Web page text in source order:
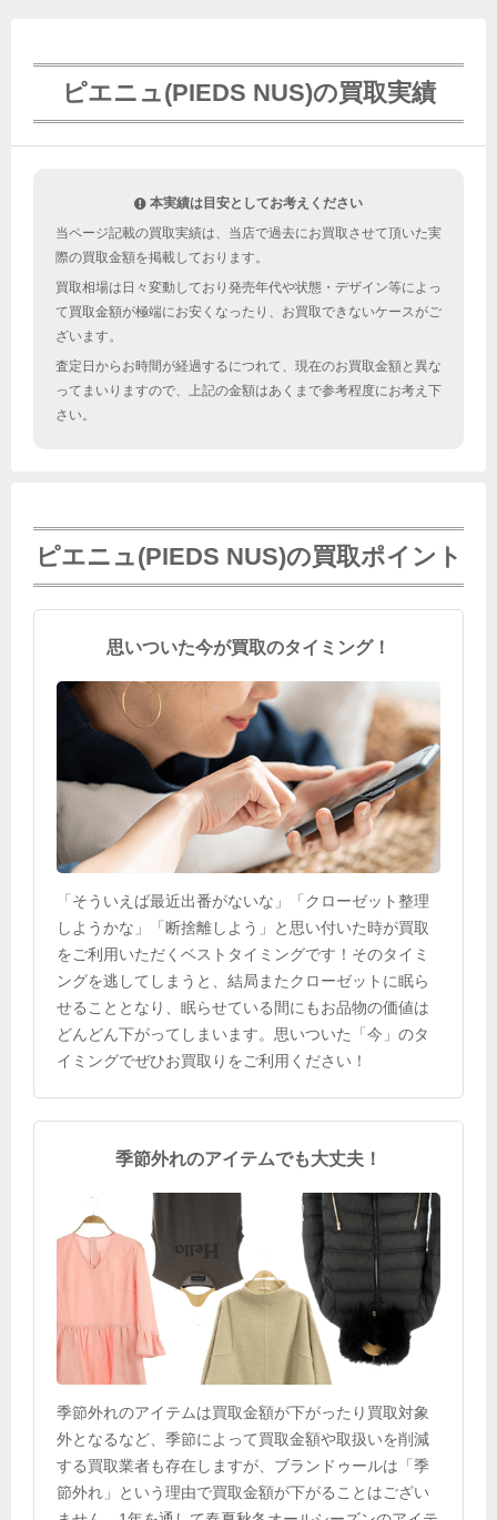
ピエニュ(PIEDS NUS)の買取実績
本実績は目安としてお考えください
当ページ記載の買取実績は、当店で過去にお買取させて頂いた実
際の買取金額を掲載しております。
買取相場は日々変動しており発売年代や状態・デザイン等によっ
て買取金額が極端にお安くなったり、お買取できないケースがご
ざいます。
査定日からお時間が経過するにつれて、現在のお買取金額と異な
ってまいりますので、上記の金額はあくまで参考程度にお考え下
さい。
ピエニュ(PIEDS NUS)の買取ポイント
思いついた今が買取のタイミング！
「そういえば最近出番がないな」「クローゼット整理
しようかな」「断捨離しよう」と思い付いた時が買取
をご利用いただくベストタイミングです！そのタイミ
ングを逃してしまうと、結局またクローゼットに眠ら
せることとなり、眠らせている間にもお品物の価値は
どんどん下がってしまいます。思いついた「今」のタ
イミングでぜひお買取りをご利用ください！
季節外れのアイテムでも大丈夫！
季節外れのアイテムは買取金額が下がったり買取対象
外となるなど、季節によって買取金額や取扱いを削減
する買取業者も存在しますが、ブランドゥールは「季
節外れ」という理由で買取金額が下がることはござい